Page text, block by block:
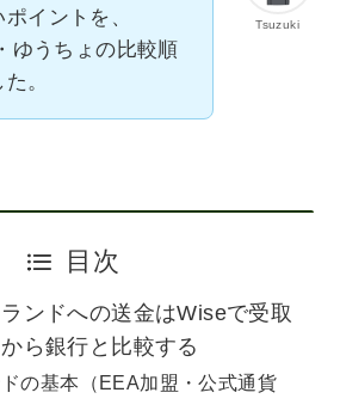
Tsuzuki
イントを、
ゆうちょの比較順
。
目次
ンドへの送金はWiseで受取
ら銀行と比較する
の基本（EEA加盟・公式通貨